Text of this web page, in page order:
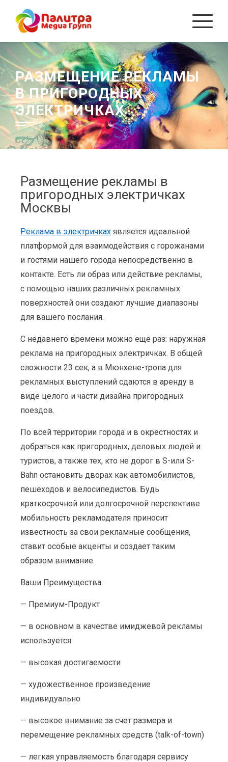
РАЗМЕЩЕНИЕ РЕКЛАМЫ
В ПРИГОРОДНЫХ
ЭЛЕКТРИЧКАХ
Размещение рекламы в
пригородных электричках
Москвы
Реклама в электричках является идеальной
платформой для взаимодействия с горожанами
и гостями нашего города непосредственно в
контакте. Есть ли образ или действие рекламы,
с помощью наших различных рекламных
поверхностей они создают лучшие диапазоны
для вашего послания.
С недавнего времени можно еще раз: наружная
реклама на пригородных электричках. В общей
сложности 23 сек, а в Мюнхене-тропа для
рекламных выступлений сдаются в аренду в
виде целого и части дизайна пригородных
поездов.
По всей территории города и в окрестностях и
добраться как пригородных, деловых людей и
туристов, а также тех, кто не дорог в S-или S-
Bahn остановить дворах как автомобилистов,
пешеходов и велосипедистов. Будь
краткосрочной или долгосрочной перспективе 
мобильность рекламодателя приносит
известность за свои рекламные сообщения,
ставит особые акценты и создает таким
образом внимание.
Ваши Преимущества:
— Премиум-Продукт
— в основном в качестве имиджевой рекламы
используется
— высокая достигаемости
— художественное произведение
индивидуально
— высокое внимание за счет размера и
перемещение рекламных средств (talk-of-town)
— легкая управляемость благодаря сервису